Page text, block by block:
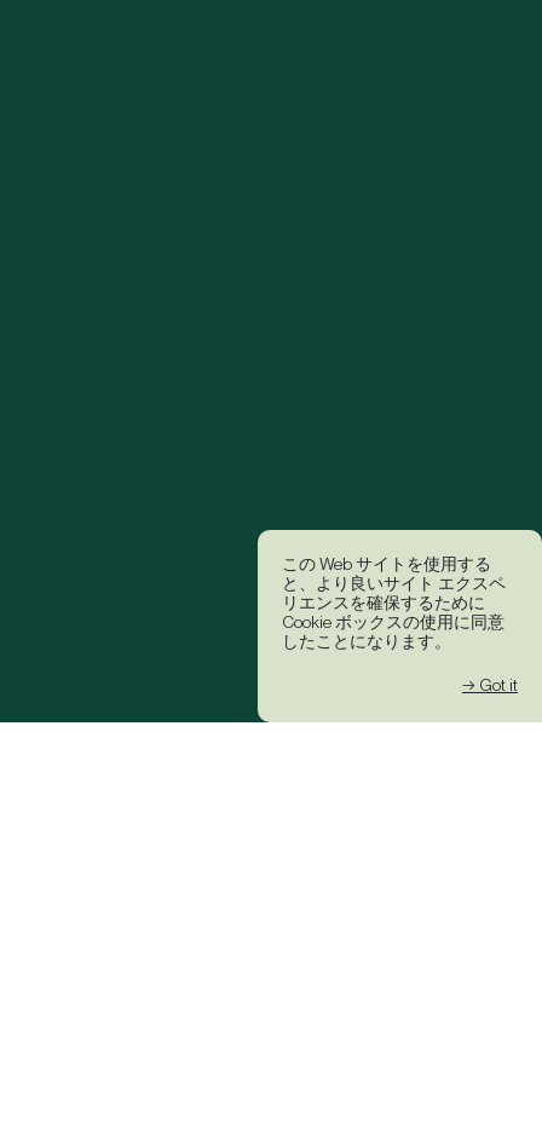
この Web サイトを使用する
と、より良いサイト エクスペ
リエンスを確保するために
Cookie ボックスの使用に同意
したことになります。
→ Got it